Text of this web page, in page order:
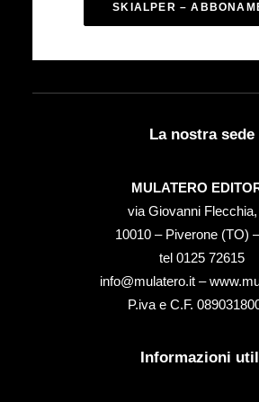
SKIALPER –
La nostra sede
MULATERO
via Giovanni
10010 – Piverone (TO)
tel ‭0125 72615‬
info@mulatero.it –
P.iva e C.F.
Informazioni